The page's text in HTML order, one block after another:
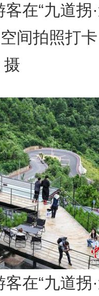
在“九道拐
间拍照打
摄
在“九道拐